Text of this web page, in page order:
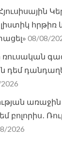
08/08/
բոլորիս․
2026